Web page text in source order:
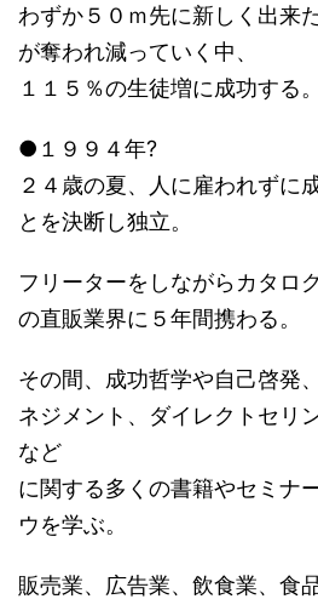
わずか５０ｍ先に新しく出来
が奪われ減っていく中、
１１５％の生徒増に成功する。
●１９９４年?
２４歳の夏、人に雇われずに
とを決断し独立。
フリーターをしながらカタロ
の直販業界に５年間携わる。
その間、成功哲学や自己啓発
ネジメント、ダイレクトセリ
など
に関する多くの書籍やセミナ
ウを学ぶ。
販売業、広告業、飲食業、食